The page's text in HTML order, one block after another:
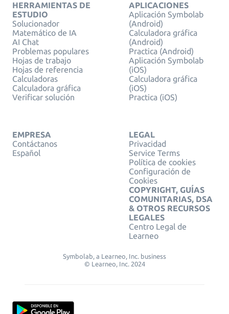
HERRAMIENTAS DE
ESTUDIO
Solucionador
Matemático de IA
AI Chat
Problemas populares
Hojas de trabajo
Hojas de referencia
Calculadoras
Calculadora gráfica
Verificar solución
APLICACIONES
Aplicación Symbolab
(Android)
Calculadora gráfica
(Android)
Practica (Android)
Aplicación Symbolab
(iOS)
Calculadora gráfica
(iOS)
Practica (iOS)
EMPRESA
Contáctanos
Español
LEGAL
Privacidad
Service Terms
Política de cookies
Configuración de
Cookies
COPYRIGHT, GUÍAS
COMUNITARIAS, DSA
& OTROS RECURSOS
LEGALES
Centro Legal de
Learneo
Symbolab, a Learneo, Inc. business
© Learneo, Inc. 2024